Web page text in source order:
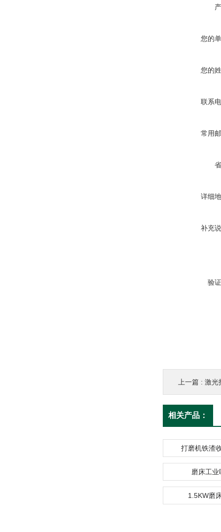
您的
您的
联系
常用
详细
补充
验
上一篇 : 激光
相关产品：
打磨机铁渣
磨床工业
1.5KW磨